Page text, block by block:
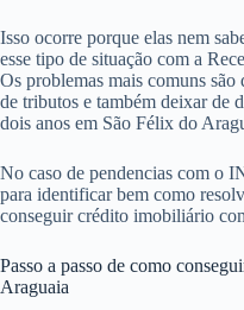
Isso ocorre porque elas nem
esse tipo de situação com a
Os problemas mais comuns
de tributos e também deixar de
dois anos em São Félix do
No caso de pendencias com o
para identificar bem como
conseguir crédito imobiliário
Passo a passo de como
Araguaia